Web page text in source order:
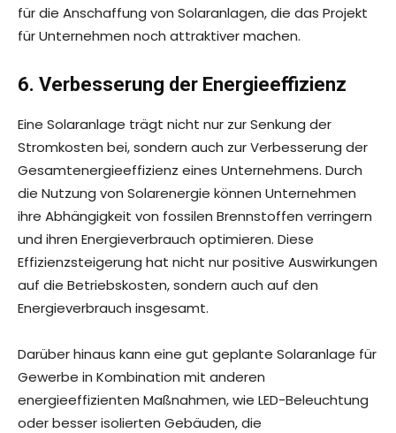
für die Anschaffung von Solaranlagen, die das Projekt
für Unternehmen noch attraktiver machen.
6. Verbesserung der Energieeffizienz
Eine Solaranlage trägt nicht nur zur Senkung der
Stromkosten bei, sondern auch zur Verbesserung der
Gesamtenergieeffizienz eines Unternehmens. Durch
die Nutzung von Solarenergie können Unternehmen
ihre Abhängigkeit von fossilen Brennstoffen verringern
und ihren Energieverbrauch optimieren. Diese
Effizienzsteigerung hat nicht nur positive Auswirkungen
auf die Betriebskosten, sondern auch auf den
Energieverbrauch insgesamt.
Darüber hinaus kann eine gut geplante Solaranlage für
Gewerbe in Kombination mit anderen
energieeffizienten Maßnahmen, wie LED-Beleuchtung
oder besser isolierten Gebäuden, die